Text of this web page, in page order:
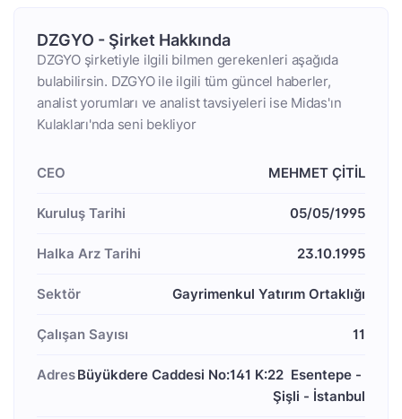
DZGYO - Şirket Hakkında
DZGYO şirketiyle ilgili bilmen gerekenleri aşağıda
bulabilirsin. DZGYO ile ilgili tüm güncel haberler,
analist yorumları ve analist tavsiyeleri ise Midas'ın
Kulakları'nda seni bekliyor
CEO MEHMET ÇİTİL
Kuruluş Tarihi 05/05/1995
Halka Arz Tarihi 23.10.1995
Sektör Gayrimenkul Yatırım Ortaklığı
Çalışan Sayısı 11
AdresBüyükdere Caddesi No:141 K:22  Esentepe -
Şişli - İstanbul